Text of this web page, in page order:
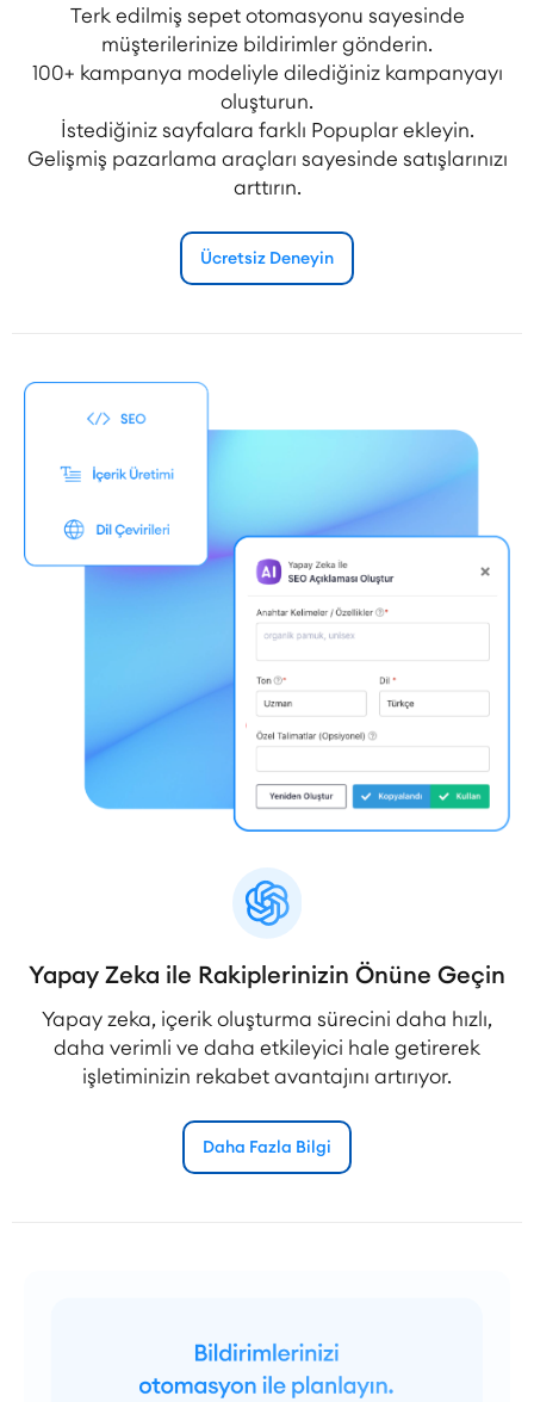
Terk edilmiş sepet otomasyonu sayesinde
müşterilerinize bildirimler gönderin.
100+ kampanya modeliyle dilediğiniz kampanyayı
oluşturun.
İstediğiniz sayfalara farklı Popuplar ekleyin.
Gelişmiş pazarlama araçları sayesinde satışlarınızı
arttırın.
Ücretsiz Deneyin
Yapay Zeka ile Rakiplerinizin Önüne Geçin
Yapay zeka, içerik oluşturma sürecini daha hızlı,
daha verimli ve daha etkileyici hale getirerek
işletiminizin rekabet avantajını artırıyor.
Daha Fazla Bilgi